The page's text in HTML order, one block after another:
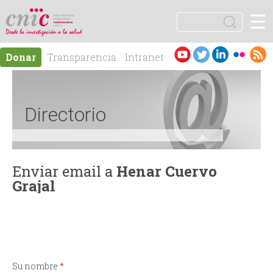
logotipo
En
gli
Es
pa
F
o
r
m
u
s
c
a
r
Donar Transparencia
Intranet
Contacto
☰
Directorio
Enviar email a Henar Cuervo
Grajal
Su nombre *